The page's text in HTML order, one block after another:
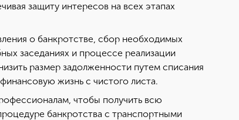
защиту интересов на всех этапах
о банкротстве, сбор необходимых
заседаниях и процессе реализации
размер задолженности путем списания
жизнь с чистого листа.
чтобы получить всю
банкротства с транспортными